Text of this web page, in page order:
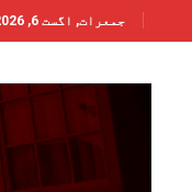
جمعرات, اگست 6, 2026